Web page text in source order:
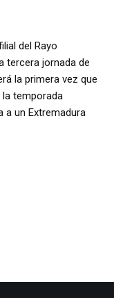
del Rayo
tercera jornada de
la primera vez que
la temporada
a un Extremadura